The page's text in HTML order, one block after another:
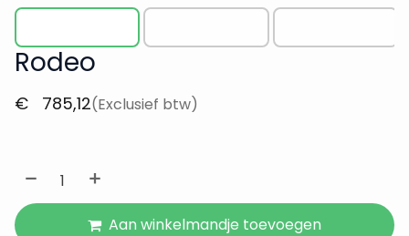
Rodeo
€ 785,12(Exclusief btw)
Aan winkelmandje toevoegen